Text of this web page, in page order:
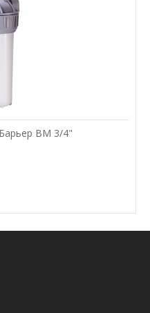
ВМ 3/4"